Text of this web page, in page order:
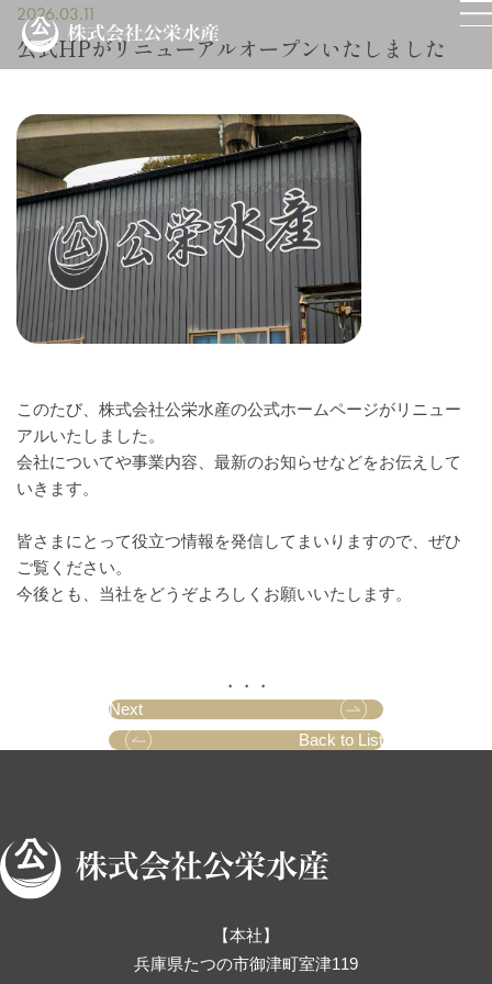
2026.03.11
公式HPがリニューアルオープンいたしました
このたび、株式会社公栄水産の公式ホームページがリニュー
アルいたしました。
会社についてや事業内容、最新のお知らせなどをお伝えして
いきます。
皆さまにとって役立つ情報を発信してまいりますので、ぜひ
ご覧ください。
今後とも、当社をどうぞよろしくお願いいたします。
・・・
Next
Back to List
【本社】
兵庫県たつの市御津町室津119